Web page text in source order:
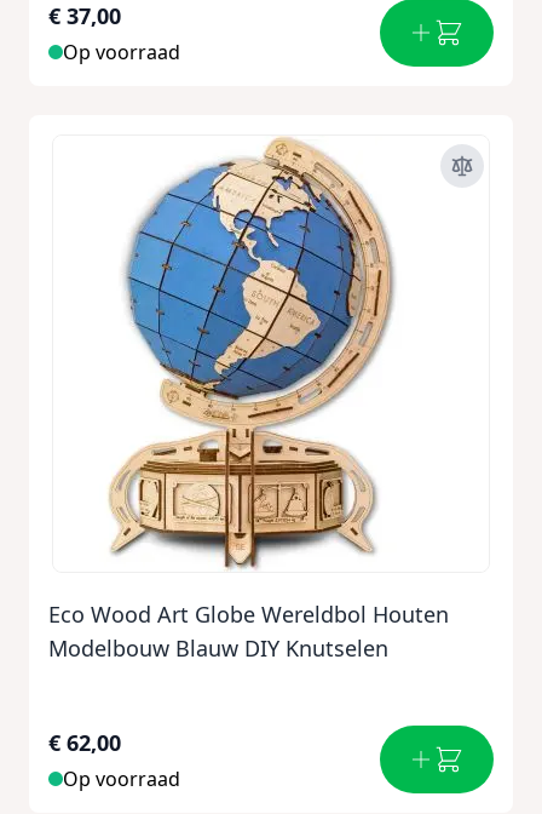
€ 37,00
Op voorraad
Eco Wood Art Globe Wereldbol Houten
Modelbouw Blauw DIY Knutselen
€ 62,00
Op voorraad